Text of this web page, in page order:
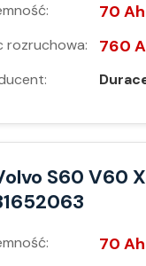
70 Ah
rozruchowa: 760 A
S60 V60
70 Ah